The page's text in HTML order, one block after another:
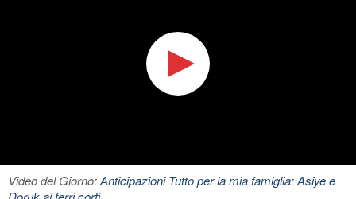
Video del Giorno:Anticipazioni Tutto per la mia famiglia: Asiye e